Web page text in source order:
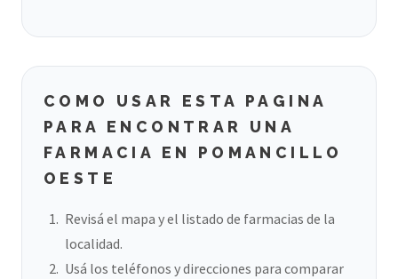
COMO USAR ESTA PAGINA
PARA ENCONTRAR UNA
FARMACIA EN POMANCILLO
OESTE
Revisá el mapa y el listado de farmacias de la
localidad.
Usá los teléfonos y direcciones para comparar